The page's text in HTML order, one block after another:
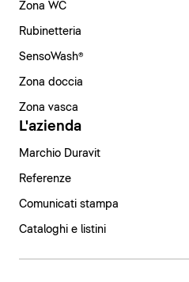
Zona WC
Rubinetteria
SensoWash®
Zona doccia
Zona vasca
L'azienda
Marchio Duravit
Referenze
Comunicati stampa
Cataloghi e listini